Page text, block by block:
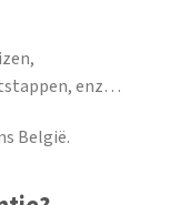
enz…
België.